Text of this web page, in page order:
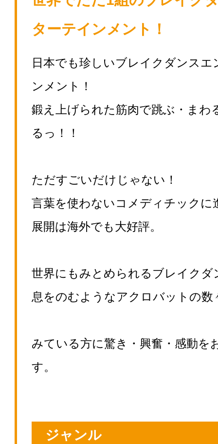
ターテインメント！
日本でも珍しいブレイクダンスエ
ンメント！
鍛え上げられた筋肉で跳ぶ・まわ
るっ！！
ただすごいだけじゃない！
言葉を使わないコメディチックに
展開は海外でも大好評。
世界にもみとめられるブレイクダ
息をのむようなアクロバットの数
みている方に驚き・興奮・感動を
す。
ジャンル